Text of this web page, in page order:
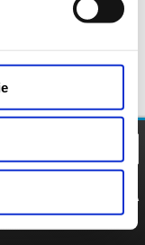
POLITYKA